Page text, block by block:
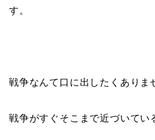
す。
戦争なんて口に出したくありま
戦争がすぐそこまで近づいてい